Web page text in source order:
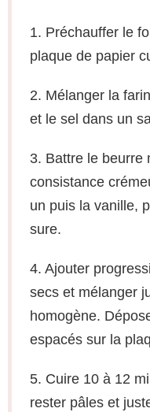
1. Préchauffer le
plaque de papier
2. Mélanger la
et le sel dans un
3. Battre le beurre
consistance
un puis la vanille,
sure.
4. Ajouter
secs et mélanger
homogène.
espacés sur la
5. Cuire 10 à 12
rester pâles et